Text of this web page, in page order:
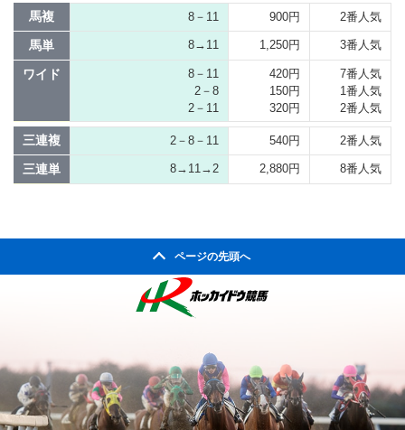
馬複 8－11 900円 2番人気
馬単 8→11 1,250円 3番人気
ワイド
8－11
2－8
2－11
420円
150円
320円
7番人気
1番人気
2番人気
三連複 2－8－11 540円 2番人気
三連単 8→11→2 2,880円 8番人気
ページの先頭へ